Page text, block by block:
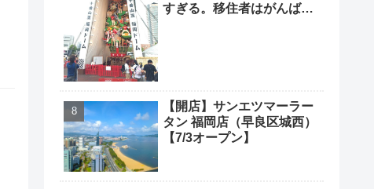
すぎる。移住者はがんばっ
【開店】サンエツマーラー
タン 福岡店（早良区城西）
【7/3オープン】